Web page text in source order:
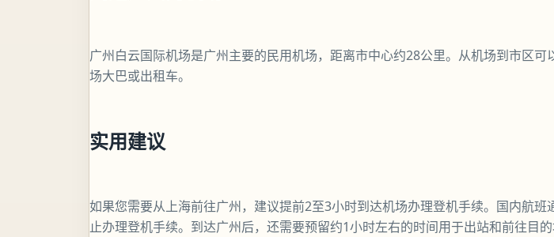
广州白云国际机场是广州主要的民用机场，距离市中心约28公里。从机场到市区可
场大巴或出租车。
实用建议
如果您需要从上海前往广州，建议提前2至3小时到达机场办理登机手续。国内航班
止办理登机手续。到达广州后，还需要预留约1小时左右的时间用于出站和前往目的